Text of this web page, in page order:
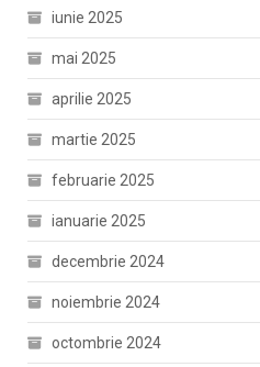
iunie 2025
mai 2025
aprilie 2025
martie 2025
februarie 2025
ianuarie 2025
decembrie 2024
noiembrie 2024
octombrie 2024